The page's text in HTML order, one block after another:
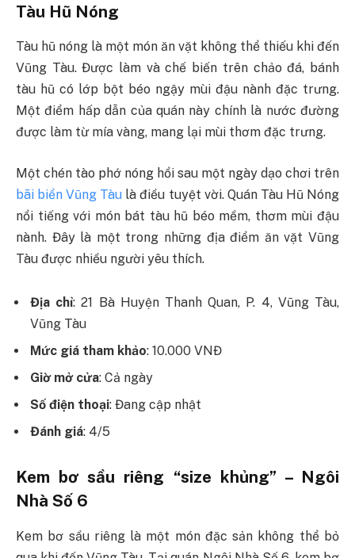
Tàu Hũ Nóng
Tàu hũ nóng là một món ăn vặt không thể thiếu khi đến
Vũng Tàu. Được làm và chế biến trên chảo đá, bánh
tàu hũ có lớp bột béo ngậy mùi đậu nành đặc trưng.
Một điểm hấp dẫn của quán này chính là nước đường
được làm từ mía vàng, mang lại mùi thơm đặc trưng.
Một chén tào phớ nóng hổi sau một ngày dạo chơi trên
bãi biển Vũng Tàu là điều tuyệt vời. Quán Tàu Hũ Nóng
nổi tiếng với món bát tàu hũ béo mềm, thơm mùi đậu
nành. Đây là một trong những địa điểm ăn vặt Vũng
Tàu được nhiều người yêu thích.
Địa chỉ: 21 Bà Huyện Thanh Quan, P. 4, Vũng Tàu,
Vũng Tàu
Mức giá tham khảo: 10.000 VNĐ
Giờ mở cửa: Cả ngày
Số điện thoại: Đang cập nhật
Đánh giá: 4/5
Kem bơ sầu riêng “size khủng” – Ngôi
Nhà Số 6
Kem bơ sầu riêng là một món đặc sản không thể bỏ